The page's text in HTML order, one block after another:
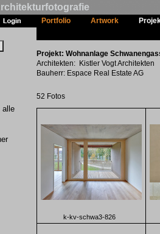
alle
Portfolio Artwork
Projekt: Wohnanlage
Architekten: Kistler Vogt Architekten
Bauherr: Espace Real Estate AG
52 Fotos
k-kv-schwa3-826